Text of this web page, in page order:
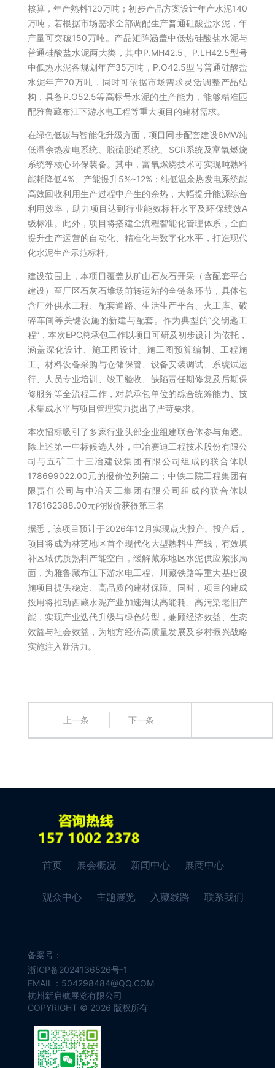
核算，年产熟料120万吨；初步产品方案设计年产水泥140
万吨，若根据市场需求全部调配生产普通硅酸盐水泥，年
产量可突破150万吨。产品矩阵涵盖中低热硅酸盐水泥与
普通硅酸盐水泥两大类，其中P.MH42.5、P.LH42.5型号
中低热水泥各规划年产35万吨，P.O42.5型号普通硅酸盐
水泥年产70万吨，同时可依据市场需求灵活调整产品结
构，具备P.O52.5等高标号水泥的生产能力，能够精准匹
配雅鲁藏布江下游水电工程等重大项目的建材需求。
在绿色低碳与智能化升级方面，项目同步配套建设6MW纯
低温余热发电系统、脱硫脱硝系统、 SCR系统 及富氧燃烧
系统等核心环保装备。其中，富氧燃烧技术可实现吨熟料
能耗降低4%、产能提升5%~12%；纯低温余热发电系统能
高效回收利用生产过程中产生的余热，大幅提升能源综合
利用效率，助力项目达到行业能效标杆水平及环保绩效A
级标准。此外，项目将搭建全流程智能化管理体系，全面
提升生产运营的自动化、精准化与数字化水平，打造现代
化水泥生产示范标杆。
建设范围上，本项目覆盖从矿山石灰石开采（含配套平台
建设）至厂区石灰石堆场前转运站的全链条环节，具体包
含厂外供水工程、配套道路、生活生产平台、火工库、破
碎车间等关键设施的新建与配套。作为典型的“交钥匙工
程”，本次EPC总承包工作以项目可研及初步设计为依托，
涵盖深化设计、施工图设计、施工图预算编制、工程施
工、材料设备采购与仓储保管、设备安装调试、系统试运
行、人员专业培训、竣工验收、缺陷责任期修复及后期保
修服务等全流程工作，对总承包单位的综合统筹能力、技
术集成水平与项目管理实力提出了严苛要求。
本次招标吸引了多家行业头部企业组建联合体参与角逐。
除上述第一中标候选人外，中冶赛迪工程技术股份有限公
司与五矿二十三冶建设集团有限公司组成的联合体以
178699022.00元的报价位列第二；中铁二院工程集团有
限责任公司与中冶天工集团有限公司组成的联合体以
178162388.00元的报价获得第三名
据悉，该项目预计于2026年12月实现点火投产。投产后，
项目将成为林芝地区首个现代化大型熟料生产线，有效填
补区域优质熟料产能空白，缓解藏东地区水泥供应紧张局
面，为雅鲁藏布江下游水电工程、川藏铁路等重大基础设
施项目提供稳定、高品质的建材保障。同时，项目的建成
投用将推动西藏水泥产业加速淘汰高能耗、高污染老旧产
能，实现产业迭代升级与绿色转型，兼顾经济效益、生态
效益与社会效益，为地方经济高质量发展及乡村振兴战略
实施注入新活力。
上一条 下一条
首页 展会概况 新闻中心 展商中心
观众中心 主题展览 入藏线路 联系我们
备案号：
浙ICP备2024136526号-1
EMAIL：504298484@QQ.COM
杭州新启航展览有限公司
COPYRIGHT © 2026 版权所有